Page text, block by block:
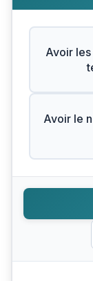
Avoir
Avoir le